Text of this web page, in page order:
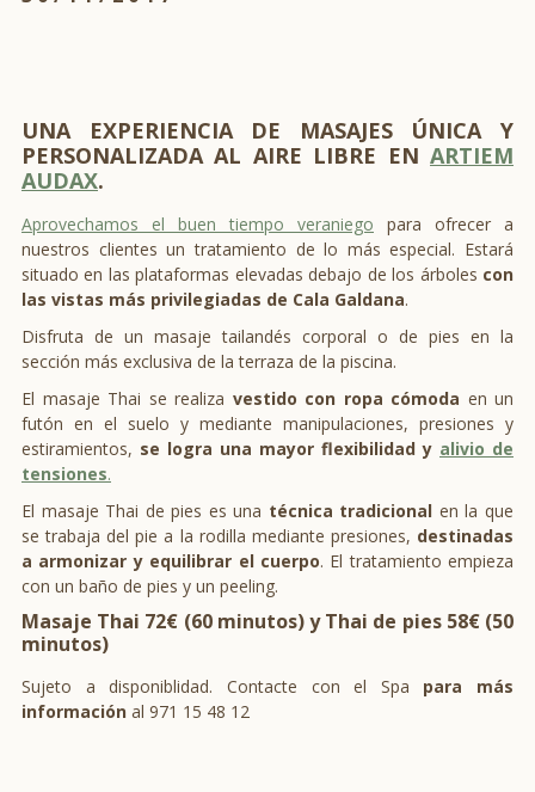
UNA EXPERIENCIA DE MASAJES ÚNICA Y
PERSONALIZADA AL AIRE LIBRE EN ARTIEM
AUDAX.
Aprovechamos el buen tiempo veraniego para ofrecer a
nuestros clientes un tratamiento de lo más especial. Estará
situado en las plataformas elevadas debajo de los árboles con
las vistas más privilegiadas de Cala Galdana.
Disfruta de un masaje tailandés corporal o de pies en la
sección más exclusiva de la terraza de la piscina.
El masaje Thai se realiza vestido con ropa cómoda en un
futón en el suelo y mediante manipulaciones, presiones y
estiramientos, se logra una mayor flexibilidad y alivio de
tensiones.
El masaje Thai de pies es una técnica tradicional en la que
se trabaja del pie a la rodilla mediante presiones, destinadas
a armonizar y equilibrar el cuerpo. El tratamiento empieza
con un baño de pies y un peeling.
Masaje Thai 72€ (60 minutos) y Thai de pies 58€ (50
minutos)
Sujeto a disponiblidad. Contacte con el Spa para más
información al 971 15 48 12